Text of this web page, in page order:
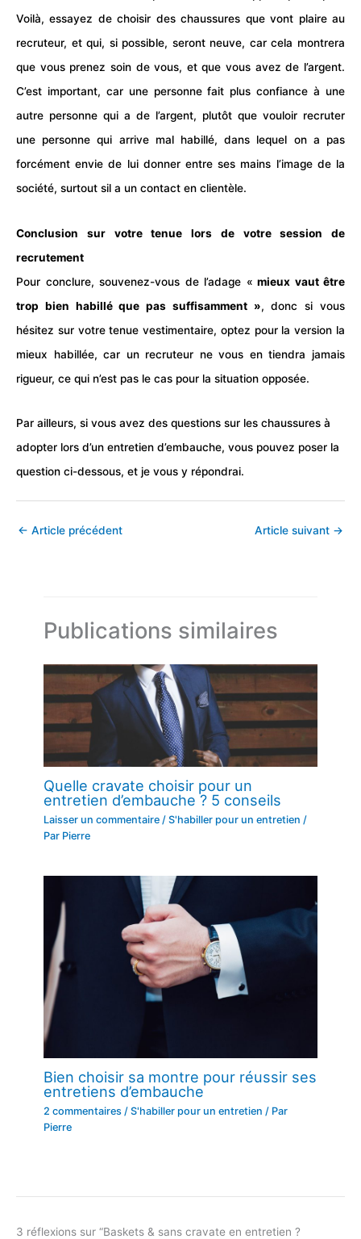
Voilà, essayez de choisir des chaussures que vont plaire au
recruteur, et qui, si possible, seront neuve, car cela montrera
que vous prenez soin de vous, et que vous avez de l’argent.
C’est important, car une personne fait plus confiance à une
autre personne qui a de l’argent, plutôt que vouloir recruter
une personne qui arrive mal habillé, dans lequel on a pas
forcément envie de lui donner entre ses mains l’image de la
société, surtout sil a un contact en clientèle.
Conclusion sur votre tenue lors de votre session de
recrutement
Pour conclure, souvenez-vous de l’adage « mieux vaut être
trop bien habillé que pas suffisamment », donc si vous
hésitez sur votre tenue vestimentaire, optez pour la version la
mieux habillée, car un recruteur ne vous en tiendra jamais
rigueur, ce qui n’est pas le cas pour la situation opposée.
Par ailleurs, si vous avez des questions sur les chaussures à
adopter lors d’un entretien d’embauche, vous pouvez poser la
question ci-dessous, et je vous y répondrai.
← Article précédent Article suivant →
Publications similaires
Quelle cravate choisir pour un
entretien d’embauche ? 5 conseils
Laisser un commentaire /S'habiller pour un entretien /
Par Pierre
Bien choisir sa montre pour réussir ses
entretiens d’embauche
2 commentaires /S'habiller pour un entretien / Par
Pierre
3 réflexions sur “Baskets & sans cravate en entretien ?